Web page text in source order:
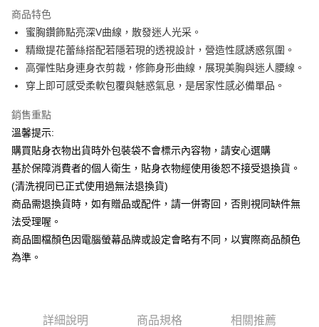
Apple Pay
街口支付
悠遊付
ATM付款
全家付款取貨
每筆NT$65，滿NT$599(含以上)免運費
7-11付款取貨
宅配
商品特色
蜜胸鑽飾點亮深V曲線，散發迷人光采。
精緻提花蕾絲搭配若隱若現的透視設計，營造性感誘惑氛圍。
高彈性貼身連身衣剪裁，修飾身形曲線，展現美胸與迷人腰線。
穿上即可感受柔軟包覆與魅惑氣息，是居家性感必備單品。
銷售重點
溫馨提示:
購買貼身衣物出貨時外包裝袋不會標示內容物，請安心選購
基於保障消費者的個人衛生，貼身衣物經使用後恕不接受退換貨。
(清洗視同已正式使用過無法退換貨)
商品需退換貨時，如有贈品或配件，請一併寄回，否則視同缺件無
法受理喔。
商品圖檔顏色因電腦螢幕品牌或設定會略有不同，以實際商品顏色
為準。
詳細說明 商品規格 相關推薦